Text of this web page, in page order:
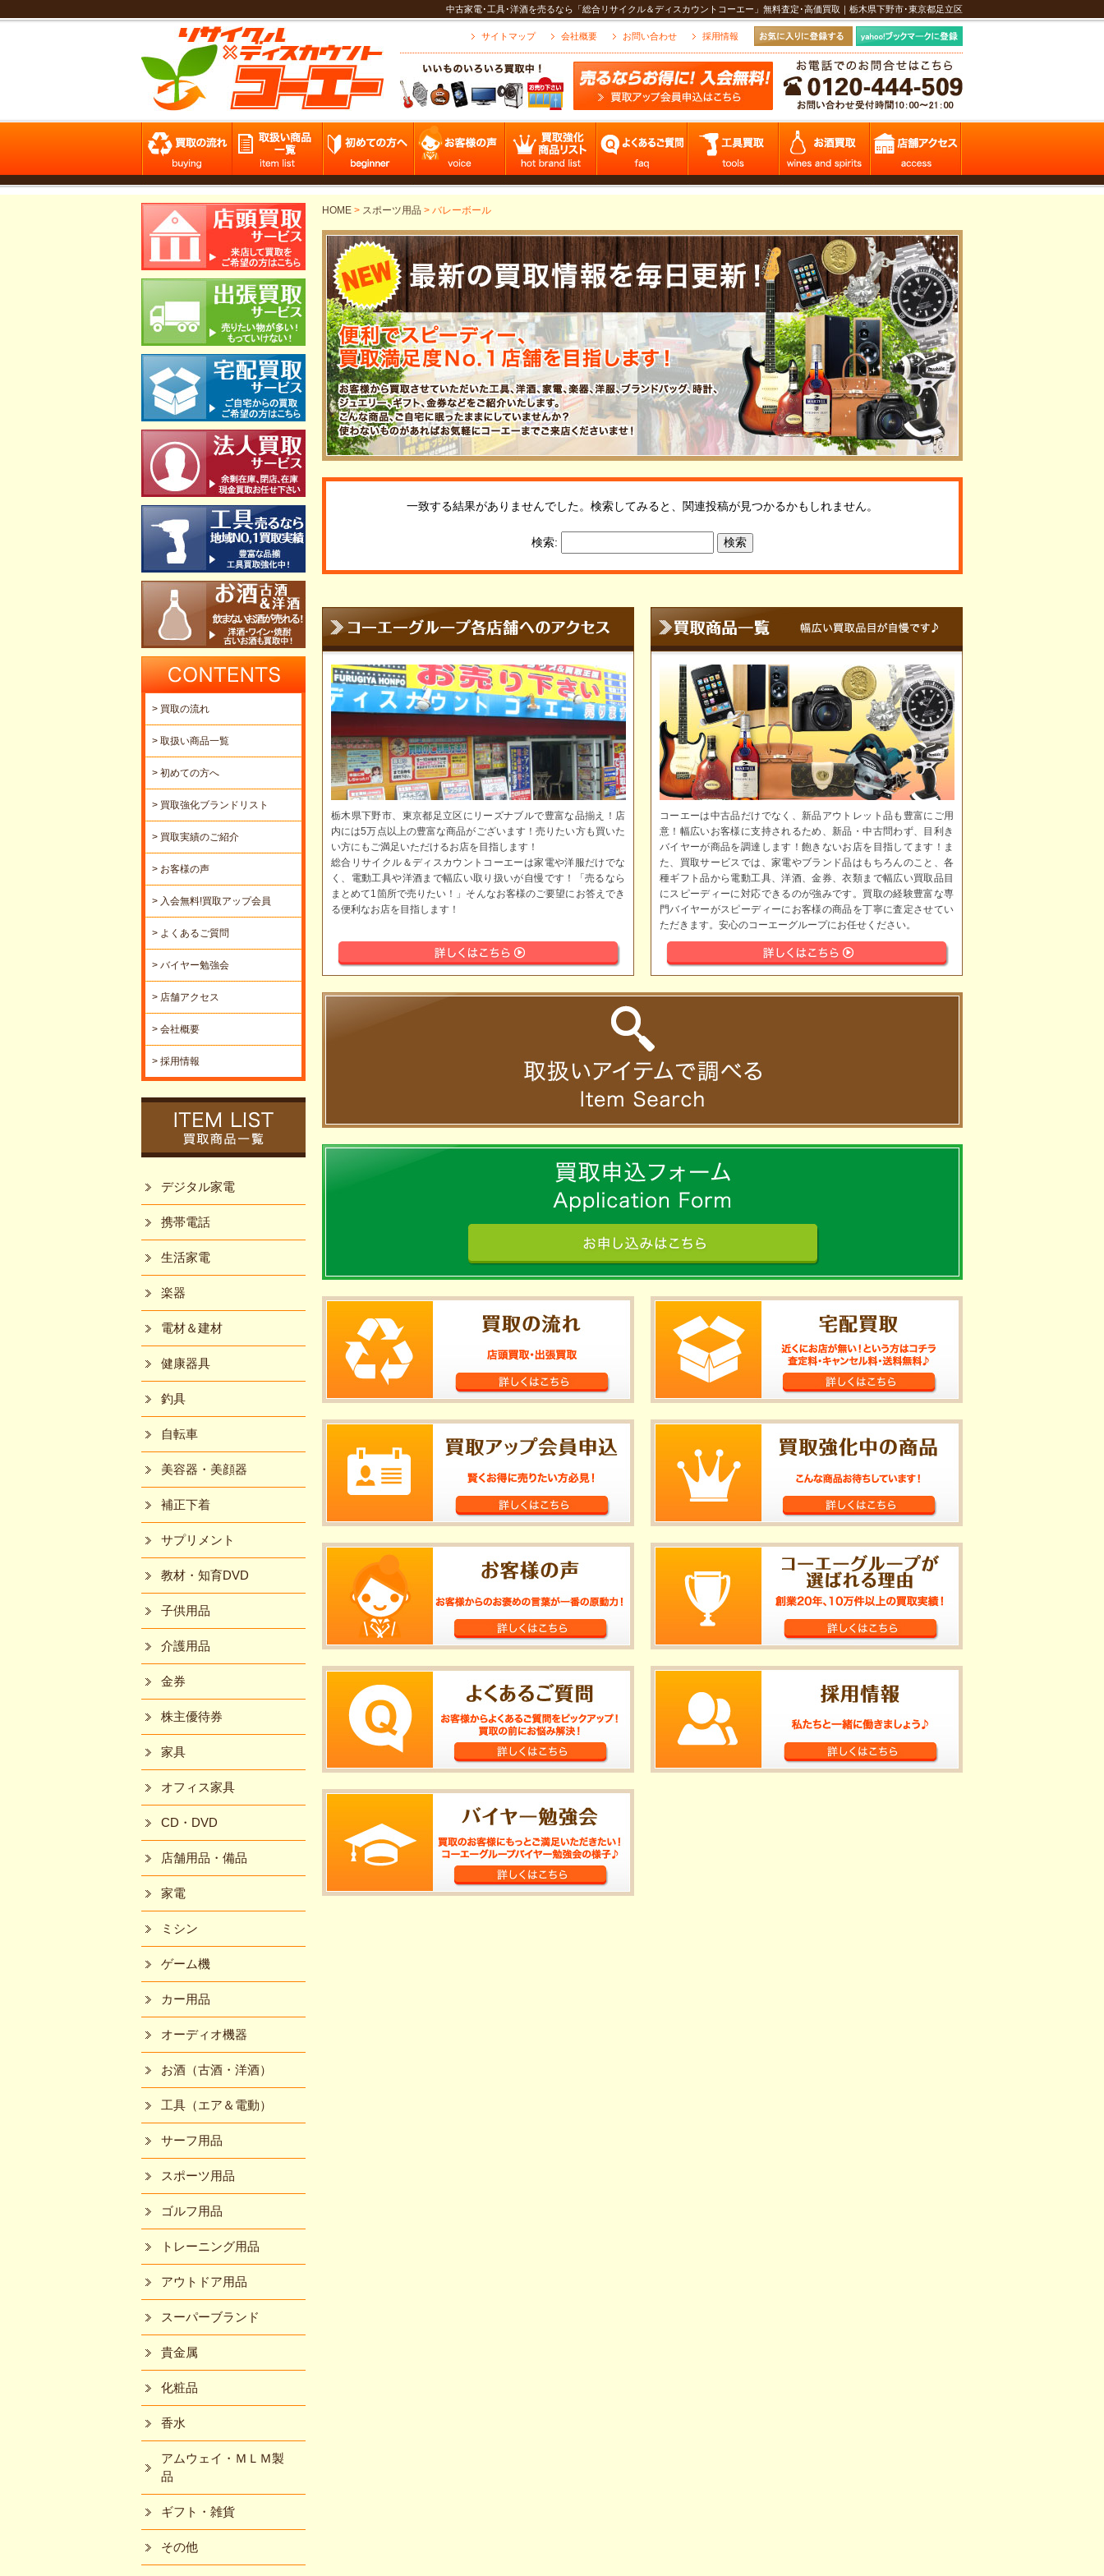
中古家電･工具･洋酒を売るなら「総合リサイクル＆ディスカウントコーエー」無料査定･高価買取｜栃木県下野市･東京都足立区
サイトマップ 会社概要 お問い合わせ 採用情報
HOME > スポーツ用品 > バレーボール
一致する結果がありませんでした。検索してみると、関連投稿が見つかるかもしれません。
検索:
栃木県下野市、東京都足立区にリーズナブルで豊富な品揃え！店
内には5万点以上の豊富な商品がございます！売りたい方も買いた
い方にもご満足いただけるお店を目指します！
総合リサイクル＆ディスカウントコーエーは家電や洋服だけでな
く、電動工具や洋酒まで幅広い取り扱いが自慢です！「売るなら
まとめて1箇所で売りたい！」そんなお客様のご要望にお答えでき
る便利なお店を目指します！
コーエーは中古品だけでなく、新品アウトレット品も豊富にご用
意！幅広いお客様に支持されるため、新品・中古問わず、目利き
バイヤーが商品を調達します！飽きないお店を目指してます！ま
た、買取サービスでは、家電やブランド品はもちろんのこと、各
種ギフト品から電動工具、洋酒、金券、衣類まで幅広い買取品目
にスピーディーに対応できるのが強みです。買取の経験豊富な専
門バイヤーがスピーディーにお客様の商品を丁寧に査定させてい
ただきます。安心のコーエーグループにお任せください。
> 買取の流れ
> 取扱い商品一覧
> 初めての方へ
> 買取強化ブランドリスト
> 買取実績のご紹介
> お客様の声
> 入会無料!買取アップ会員
> よくあるご質問
> バイヤー勉強会
> 店舗アクセス
> 会社概要
> 採用情報
デジタル家電
携帯電話
生活家電
楽器
電材＆建材
健康器具
釣具
自転車
美容器・美顔器
補正下着
サプリメント
教材・知育DVD
子供用品
介護用品
金券
株主優待券
家具
オフィス家具
CD・DVD
店舗用品・備品
家電
ミシン
ゲーム機
カー用品
オーディオ機器
お酒（古酒・洋酒）
工具（エア＆電動）
サーフ用品
スポーツ用品
ゴルフ用品
トレーニング用品
アウトドア用品
スーパーブランド
貴金属
化粧品
香水
アムウェイ・ＭＬＭ製
品
ギフト・雑貨
その他